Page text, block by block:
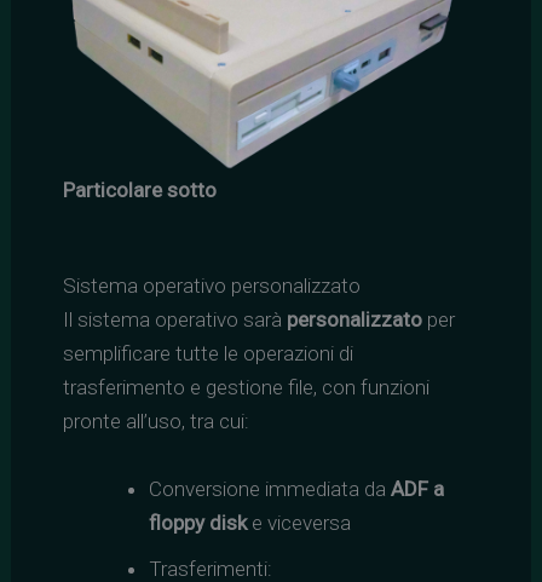
Particolare sotto
Sistema operativo personalizzato
Il sistema operativo sarà personalizzatoper
semplificare tutte le operazioni di
trasferimento e gestione file, con funzioni
pronte all’uso, tra cui:
Conversione immediata da ADF a
floppy diske viceversa
Trasferimenti: